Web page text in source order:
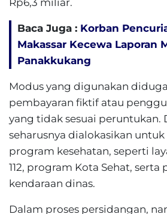
Rp6,3 miliar.
Baca Juga : Korban
Makassar Kecewa Laporan
Panakkukang
Modus yang digunakan
pembayaran fiktif atau
yang tidak sesuai peruntukan.
seharusnya dialokasikan
program kesehatan, seperti
112, program Kota Sehat, serta
kendaraan dinas.
Dalam proses persidangan,